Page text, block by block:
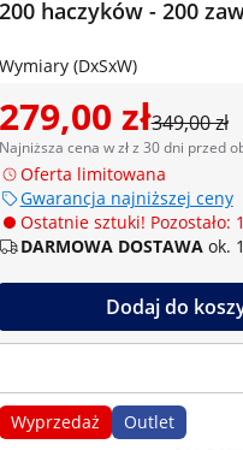
200 haczyków - 200
Wymiary (DxSxW)
279,00 zł349,00 zł
Najniższa cena w zł z 30 dni przed
Oferta limitowana
Gwarancja najniższej ceny
Ostatnie sztuki! Pozostało: 1
DARMOWA DOSTAWA ok.
Dodaj do
Wyprzedaż Outlet